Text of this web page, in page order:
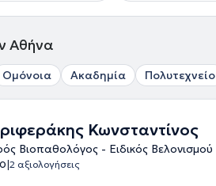
Αθήνα
Ομόνοια Ακαδημία Πολυτεχνείο
Κωνσταντίνος
Βιοπαθολόγος - Ειδικός Βελονισμού
|2 αξιολογήσεις